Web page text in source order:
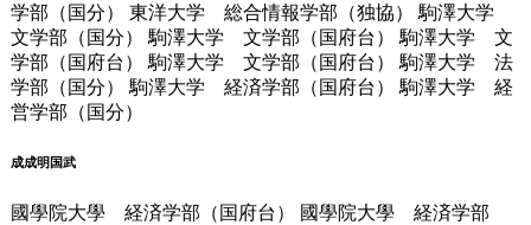
学部（国分） 東洋大学 総合情報学部（独協） 駒澤大学
文学部（国分） 駒澤大学 文学部（国府台） 駒澤大学 文
学部（国府台） 駒澤大学 文学部（国府台） 駒澤大学 法
学部（国分） 駒澤大学 経済学部（国府台） 駒澤大学 経
営学部（国分）
成成明国武
國學院大學 経済学部（国府台） 國學院大學 経済学部